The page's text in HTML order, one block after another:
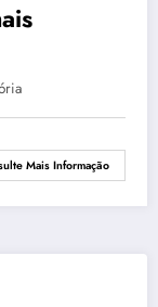
Mais Informação